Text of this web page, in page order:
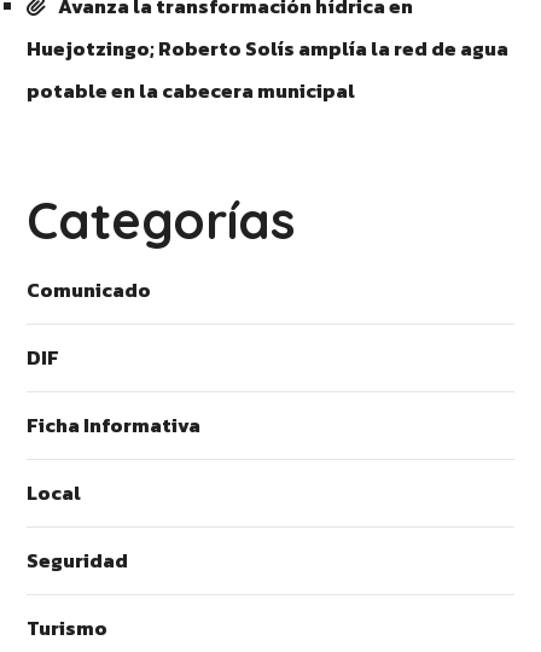
Avanza la transformación hídrica en
Huejotzingo; Roberto Solís amplía la red de agua
potable en la cabecera municipal
Categorías
Comunicado
DIF
Ficha Informativa
Local
Seguridad
Turismo